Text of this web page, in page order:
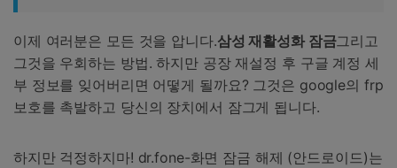
이제 여러분은 모든 것을 압니다.삼성 재활성화 잠금그리고
그것을 우회하는 방법. 하지만 공장 재설정 후 구글 계정 세
부 정보를 잊어버리면 어떻게 될까요? 그것은 google의 frp
보호를 촉발하고 당신의 장치에서 잠그게 됩니다.
하지만 걱정하지마! dr.fone-화면 잠금 해제 (안드로이드)는